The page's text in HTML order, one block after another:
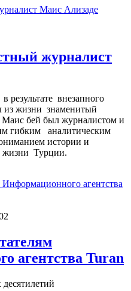
журналист
результате внезапного
из жизни знаменитый
бей был журналистом и
гибким аналитическим
истории и
жизни Турции.
агентства Turan